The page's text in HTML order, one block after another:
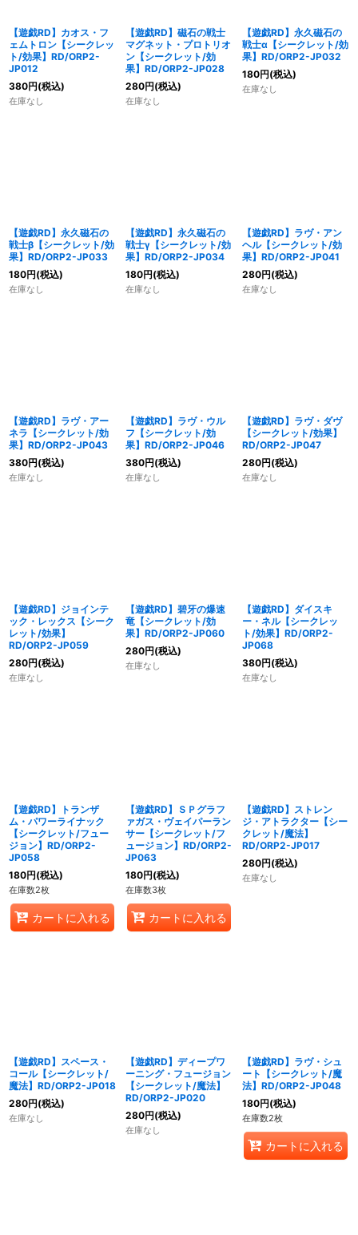
【遊戯RD】カオス・フ
ェムトロン【シークレッ
ト/効果】RD/ORP2-
JP012
380円(税込)
在庫なし
【遊戯RD】磁石の戦士
マグネット・プロトリオ
ン【シークレット/効
果】RD/ORP2-JP028
280円(税込)
在庫なし
【遊戯RD】永久磁石の
戦士α【シークレット/効
果】RD/ORP2-JP032
180円(税込)
在庫なし
【遊戯RD】永久磁石の
戦士β【シークレット/効
果】RD/ORP2-JP033
180円(税込)
在庫なし
【遊戯RD】永久磁石の
戦士γ【シークレット/効
果】RD/ORP2-JP034
180円(税込)
在庫なし
【遊戯RD】ラヴ・アン
ヘル【シークレット/効
果】RD/ORP2-JP041
280円(税込)
在庫なし
【遊戯RD】ラヴ・アー
ネラ【シークレット/効
果】RD/ORP2-JP043
380円(税込)
在庫なし
【遊戯RD】ラヴ・ウル
フ【シークレット/効
果】RD/ORP2-JP046
380円(税込)
在庫なし
【遊戯RD】ラヴ・ダヴ
【シークレット/効果】
RD/ORP2-JP047
280円(税込)
在庫なし
【遊戯RD】ジョインテ
ック・レックス【シーク
レット/効果】
RD/ORP2-JP059
280円(税込)
在庫なし
【遊戯RD】碧牙の爆速
竜【シークレット/効
果】RD/ORP2-JP060
280円(税込)
在庫なし
【遊戯RD】ダイスキ
ー・ネル【シークレッ
ト/効果】RD/ORP2-
JP068
380円(税込)
在庫なし
【遊戯RD】トランザ
ム・パワーライナック
【シークレット/フュー
ジョン】RD/ORP2-
JP058
180円(税込)
在庫数2枚
カートに入れる
【遊戯RD】ＳＰグラフ
ァガス・ヴェイパーラン
サー【シークレット/フ
ュージョン】RD/ORP2-
JP063
180円(税込)
在庫数3枚
カートに入れる
【遊戯RD】ストレン
ジ・アトラクター【シー
クレット/魔法】
RD/ORP2-JP017
280円(税込)
在庫なし
【遊戯RD】スペース・
コール【シークレット/
魔法】RD/ORP2-JP018
280円(税込)
在庫なし
【遊戯RD】ディープワ
ーニング・フュージョン
【シークレット/魔法】
RD/ORP2-JP020
280円(税込)
在庫なし
【遊戯RD】ラヴ・シュ
ート【シークレット/魔
法】RD/ORP2-JP048
180円(税込)
在庫数2枚
カートに入れる